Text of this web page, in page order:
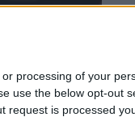
processing of your
use the below opt-out
request is processed